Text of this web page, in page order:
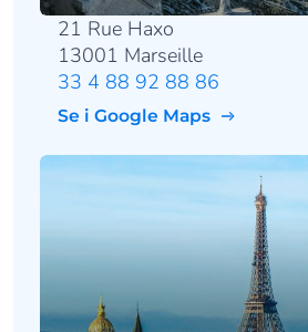
21 Rue Haxo
13001 Marseille
33 4 88 92 88 86
Se i Google Maps